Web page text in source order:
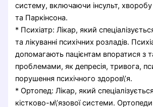
систему, включаючи інсульт,
та Паркінсона.
* Психіатр: Лікар, який
та лікуванні психічних розладів.
допомагають пацієнтам впоратися з
проблемами, як депресія, тривога,
порушення психічного здоров\’я.
* Ортопед: Лікар, який
кістково-м\’язової системи.